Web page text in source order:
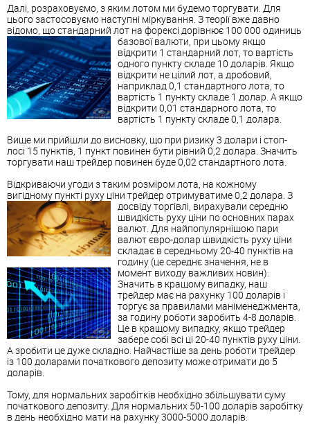
Далі, розраховуємо, з яким лотом ми будемо торгувати. Для
цього застосовуємо наступні міркування. З теорії вже давно
відомо, що стандарний лот на форексі дорівнює 100 000 одиниць
базової валюти, при цьому якщо
відкрити 1 стандарний лот, то вартість
одного пункту складе 10 доларів. Якщо
відкрити не цілий лот, а дробовий,
наприклад 0,1 стандартного лота, то
вартість 1 пункту складе 1 долар. А якщо
відкрити 0,01 стандарного лота, то
вартість 1 пункту складе 0,1 долара.
Вище ми прийшли до висновку, що при ризику 3 долари і стоп-
лосі 15 пунктів, 1 пункт повинен бути рівний 0,2 долара. Значить
торгувати наш трейдер повинен буде 0,02 стандартного лота.
Відкриваючи угоди з таким розміром лота, на кожному
вигідному пункті руху ціни трейдер отримуватиме 0,2 долара. З
досвіду торгівлі, вирахували середню
швидкість руху ціни по основних парах
валют. Для найпопулярнішою пари
валют євро-долар швидкість руху ціни
складає в середньому 20-40 пунктів на
годину (це середнє значення, не в
момент виходу важливих новин).
Значить в кращому випадку, наш
трейдер має на рахунку 100 доларів і
торгує за правилами маніменеджмента,
за годину роботи заробить 4-8 доларів.
Це в кращому випадку, якщо трейдер
забере собі всі ці 20-40 пунктів руху ціни.
А зробити це дуже складно. Найчастіше за день роботи трейдер
із 100 доларами початкового депозиту може отримати до 5
доларів.
Тому, для нормальних заробітків необхідно збільшувати суму
початкового депозиту. Для нормальних 50-100 доларів заробітку
в день необхідно мати на рахунку 3000-5000 доларів.